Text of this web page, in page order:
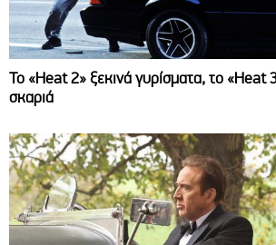
Το «Heat 2» ξεκινά γυρίσματα, το «Heat
σκαριά